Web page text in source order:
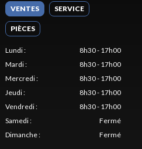
VENTES SERVICE
PIÈCES
Lundi:
8h30 - 17h00
Mardi:
8h30 - 17h00
Mercredi:
8h30 - 17h00
Jeudi:
8h30 - 17h00
Vendredi:
8h30 - 17h00
Samedi:
Fermé
Dimanche: Fermé